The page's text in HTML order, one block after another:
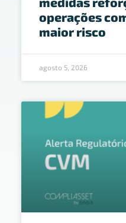
operações
maior risco
agosto 5, 2026